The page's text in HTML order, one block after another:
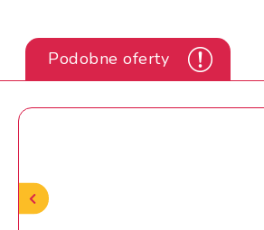
Podobne oferty